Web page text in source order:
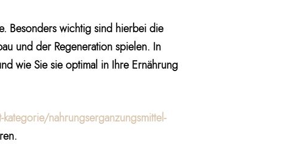
Besonders wichtig sind hierbei die
und der Regeneration spielen. In
wie Sie sie optimal in Ihre Ernährung
nahrungserganzungsmittel-